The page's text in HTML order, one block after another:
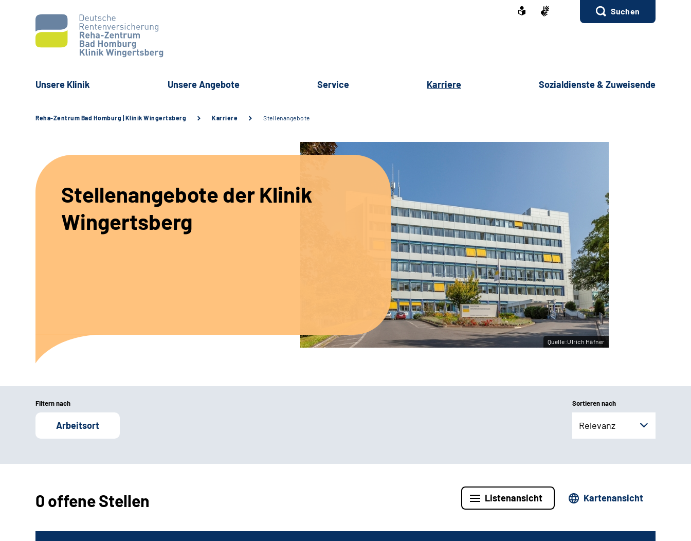
Suchen
Unsere Klinik Unsere Angebote Service Karriere Sozialdienste & Zuweisende
Reha-Zentrum Bad Homburg | Klinik Wingertsberg Karriere Stellenangebote
Stellenangebote der Klinik
Wingertsberg
Quelle:Ulrich Häfner
Filtern nach
Arbeitsort
Sortieren nach
Relevanz
0 offene Stellen Listenansicht Kartenansicht